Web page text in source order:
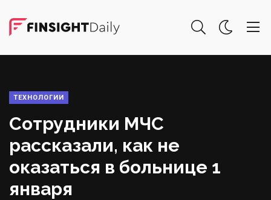
ТЕХНОЛОГИИ
Сотрудники МЧС
рассказали, как не
оказаться в больнице 1
января